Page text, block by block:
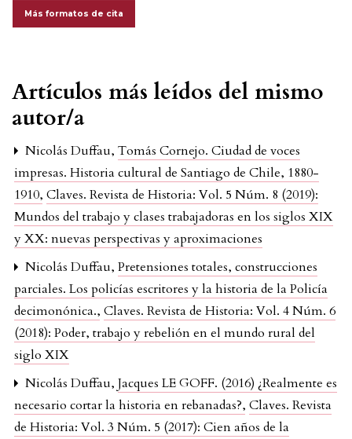
Más formatos de cita
Artículos más leídos del mismo
autor/a
Nicolás Duffau, Tomás Cornejo. Ciudad de voces
impresas. Historia cultural de Santiago de Chile, 1880-
1910, Claves. Revista de Historia: Vol. 5 Núm. 8 (2019):
Mundos del trabajo y clases trabajadoras en los siglos XIX
y XX: nuevas perspectivas y aproximaciones
Nicolás Duffau, Pretensiones totales, construcciones
parciales. Los policías escritores y la historia de la Policía
decimonónica., Claves. Revista de Historia: Vol. 4 Núm. 6
(2018): Poder, trabajo y rebelión en el mundo rural del
siglo XIX
Nicolás Duffau, Jacques LE GOFF. (2016) ¿Realmente es
necesario cortar la historia en rebanadas?, Claves. Revista
de Historia: Vol. 3 Núm. 5 (2017): Cien años de la